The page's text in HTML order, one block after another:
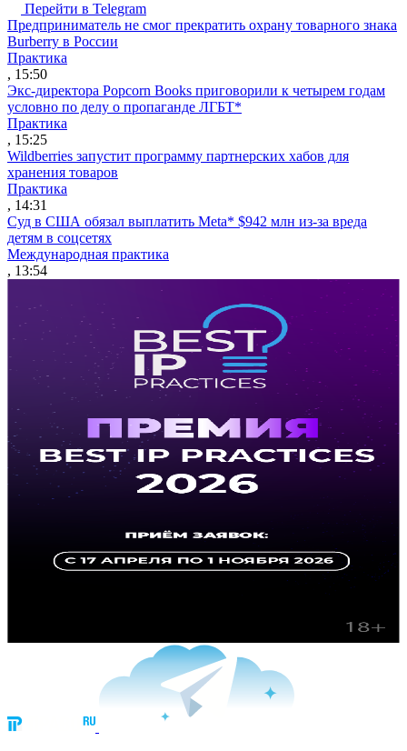
Перейти в Telegram
Предприниматель не смог прекратить охрану товарного знака
Burberry в России
Практика
, 15:50
Экс-директора Popcorn Books приговорили к четырем годам
условно по делу о пропаганде ЛГБТ*
Практика
, 15:25
Wildberries запустит программу партнерских хабов для
хранения товаров
Практика
, 14:31
Суд в США обязал выплатить Meta* $942 млн из-за вреда
детям в соцсетях
Международная практика
, 13:54